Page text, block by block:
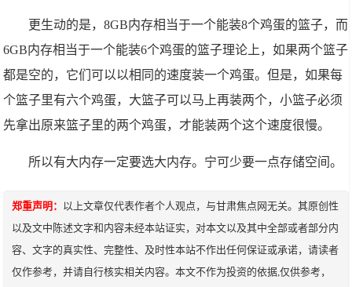
更生动的是，8GB内存相当于一个能装8个鸡蛋的篮子，而
6GB内存相当于一个能装6个鸡蛋的篮子理论上，如果两个篮子
都是空的，它们可以以相同的速度装一个鸡蛋。但是，如果每
个篮子里有六个鸡蛋，大篮子可以马上再装两个，小篮子必须
先拿出原来篮子里的两个鸡蛋，才能装两个这个速度很慢。
所以有大内存一定要选大内存。宁可少要一点存储空间。
郑重声明： 以上文章仅代表作者个人观点，与甘肃焦点网无关。其原创性
以及文中陈述文字和内容未经本站证实，对本文以及其中全部或者部分内
容、文字的真实性、完整性、及时性本站不作出任何保证或承诺，请读者
仅作参考，并请自行核实相关内容。本文不作为投资的依据,仅供参考，